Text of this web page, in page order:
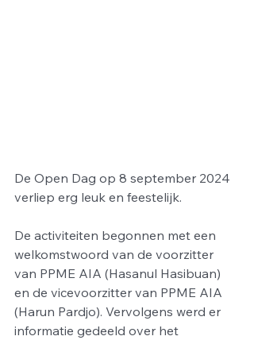
De Open Dag op 8 september 2024
verliep erg leuk en feestelijk.
De activiteiten begonnen met een
welkomstwoord van de voorzitter
van PPME AIA (Hasanul Hasibuan)
en de vicevoorzitter van PPME AIA
(Harun Pardjo). Vervolgens werd er
informatie gedeeld over het